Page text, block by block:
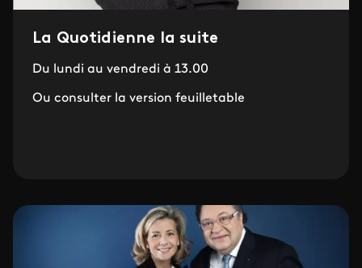
La Quotidienne la suite
Du lundi au vendredi à 13.00
Ou consulter la version feuilletable